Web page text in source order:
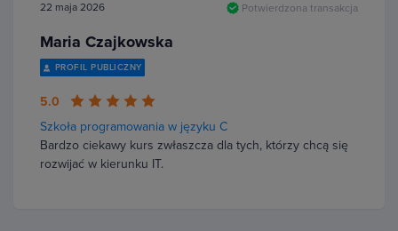
22 maja 2026 Potwierdzona transakcja
Maria Czajkowska
PROFIL PUBLICZNY
5.0
Szkoła programowania w języku C
Bardzo ciekawy kurs zwłaszcza dla tych, którzy chcą się
rozwijać w kierunku IT.